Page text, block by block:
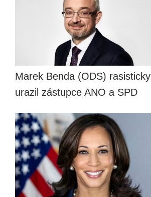
Marek Benda (ODS) rasisticky
urazil zástupce ANO a SPD